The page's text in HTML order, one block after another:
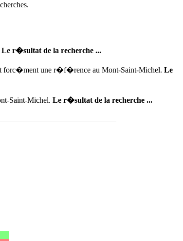
Le r�sultat de la recherche ...
forc�ment une r�f�rence au Mont-Saint-Michel. Le
Saint-Michel. Le r�sultat de la recherche ...